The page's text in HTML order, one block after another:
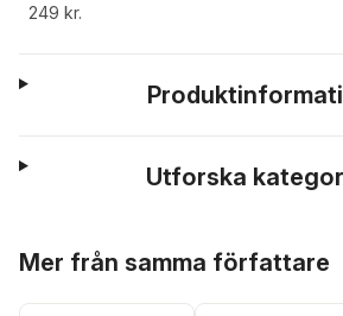
249 kr.
Utforska
Mer från samma författare